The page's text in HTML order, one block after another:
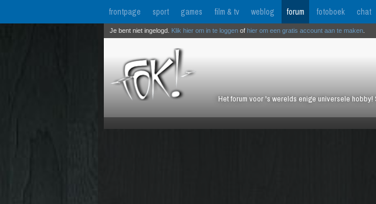
frontpage sport games film & tv weblog forum fotoboek chat
Het forum voor 's werelds enige universele
Je bent niet ingelogd. Klik hier om in te loggen of hier om een gratis account aan te maken